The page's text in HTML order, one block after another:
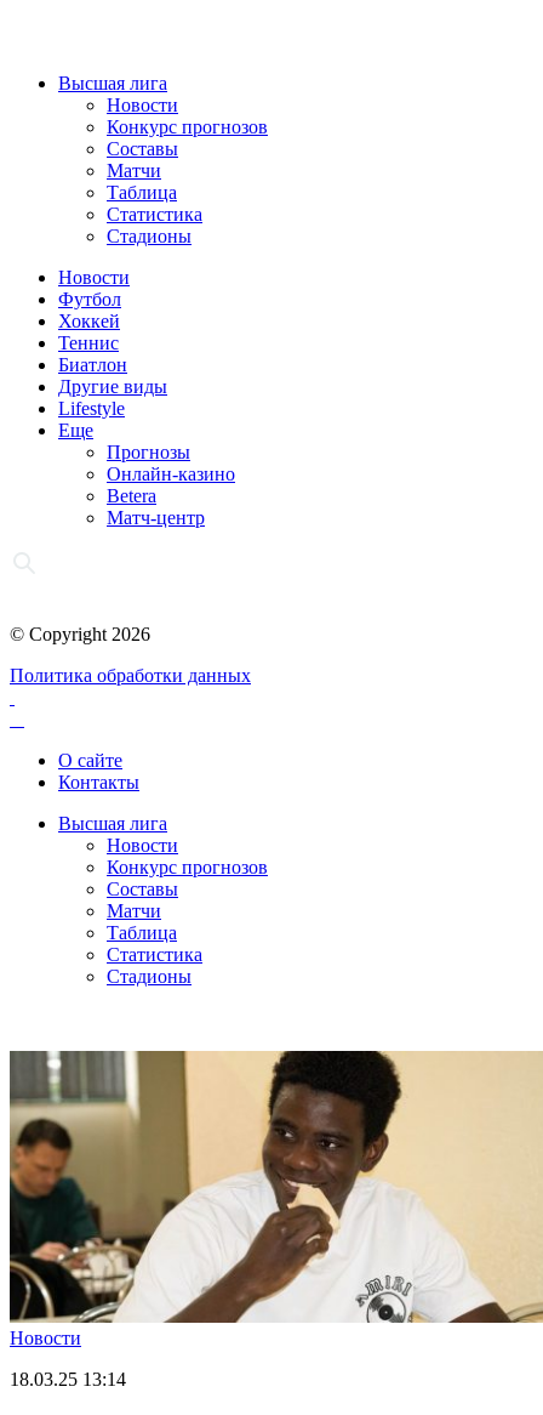
Высшая лига
Новости
Конкурс прогнозов
Составы
Матчи
Таблица
Статистика
Стадионы
Новости
Футбол
Хоккей
Теннис
Биатлон
Другие виды
Lifestyle
Еще
Прогнозы
Онлайн-казино
Betera
Матч-центр
© Copyright 2026
Политика обработки данных
О сайте
Контакты
Высшая лига
Новости
Конкурс прогнозов
Составы
Матчи
Таблица
Статистика
Стадионы
Новости
18.03.25 13:14